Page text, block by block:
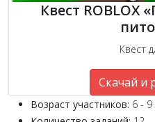
Квест ROBLOX
Квест
Скачай и
Возраст участников: 6 - 9